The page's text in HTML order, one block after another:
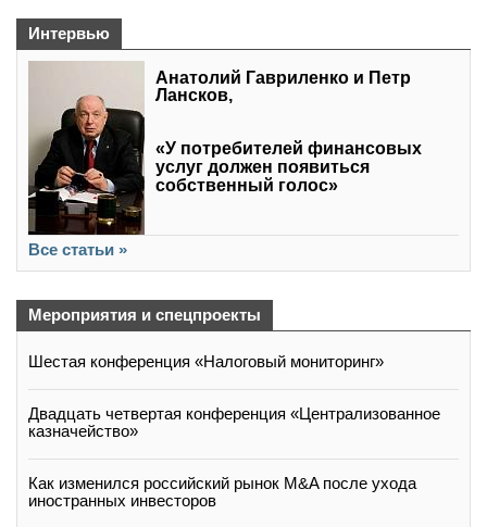
Интервью
Анатолий Гавриленко и Петр
Лансков,
«У потребителей финансовых
услуг должен появиться
собственный голос»
Все статьи »
Мероприятия и спецпроекты
Шестая конференция «Налоговый мониторинг»
Двадцать четвертая конференция «Централизованное
казначейство»
Как изменился российский рынок M&A после ухода
иностранных инвесторов